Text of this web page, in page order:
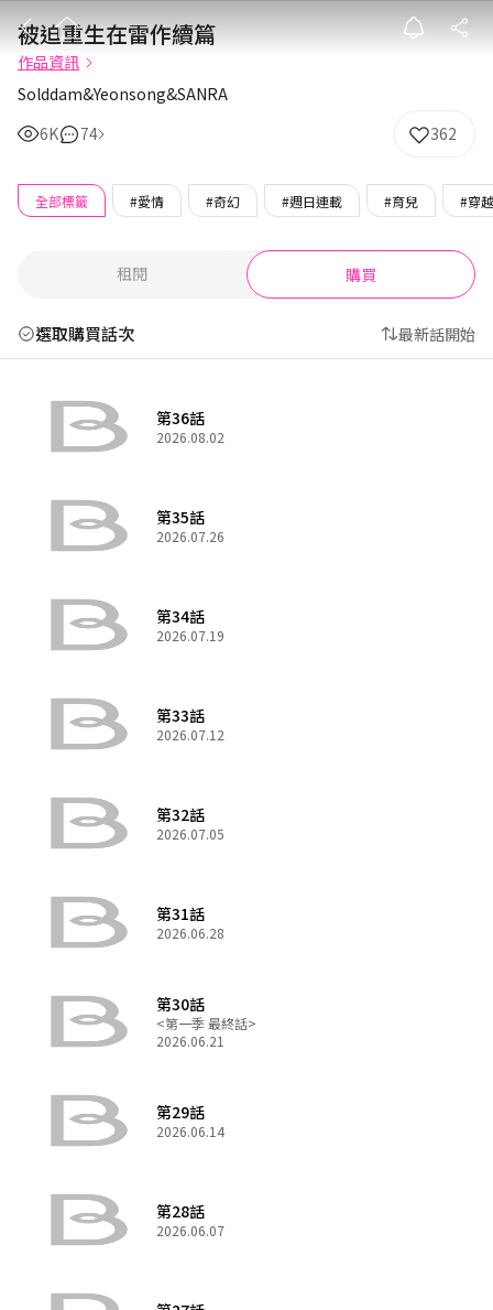
被迫重生在雷
被迫重生在雷作續篇
作品資訊
Solddam&Yeonsong&SANRA
6K
74 362
全部標籤 #愛情 #奇幻 #週日連載 #育兒 #穿越
租閱 購買
選取購買話次 最新話開始
第36話
2026.08.02
第35話
2026.07.26
第34話
2026.07.19
第33話
2026.07.12
第32話
2026.07.05
第31話
2026.06.28
第30話
<第一季 最終話>
2026.06.21
第29話
2026.06.14
第28話
2026.06.07